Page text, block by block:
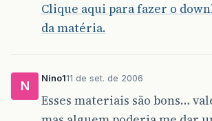
Clique aqui para fazer o
da matéria.
N
Nino111 de set. de 2006
Esses materiais são bons…